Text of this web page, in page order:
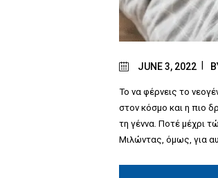
JUNE 3, 2022
Το να φέρνεις το
στον κόσμο και η πιο
τη γέννα. Ποτέ μέχρι
Μιλώντας, όμως, για